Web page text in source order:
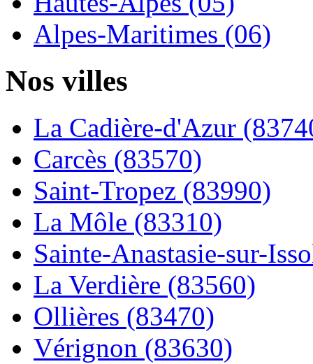
Alpes-Maritimes (06)
Nos villes
La Cadière-d'Azur
Carcès (83570)
Saint-Tropez (83990)
La Môle (83310)
Sainte-Anastasie-sur-
La Verdière (83560)
Ollières (83470)
Vérignon (83630)